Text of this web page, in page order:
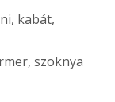
kabát,
szoknya